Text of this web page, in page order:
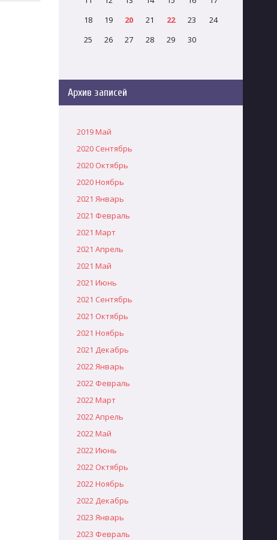
18
19 20 21 22 23
24
25
26 27 28 29 30
Архив записей
2019 Май
2020 Сентябрь
2020 Октябрь
2020 Ноябрь
2021 Январь
2021 Февраль
2021 Март
2021 Апрель
2021 Май
2021 Июнь
2021 Сентябрь
2021 Октябрь
2021 Ноябрь
2021 Декабрь
2022 Январь
2022 Февраль
2022 Март
2022 Апрель
2022 Май
2022 Июнь
2022 Октябрь
2022 Ноябрь
2022 Декабрь
2023 Январь
2023 Февраль